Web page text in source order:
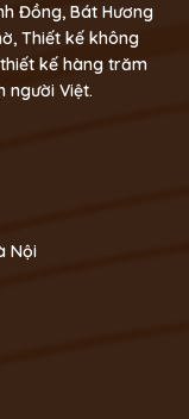
Đồng, Bát Hương
Thiết kế không
kế hàng trăm
người Việt.
Nội